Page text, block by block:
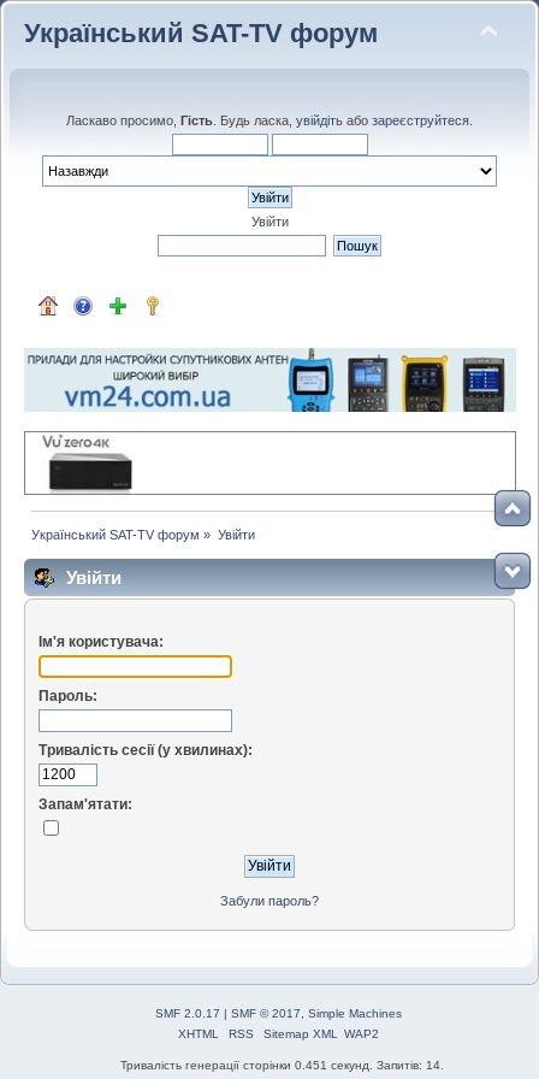
Український SAT-TV форум
Ласкаво просимо, Гість . Будь ласка, увійдіть або зареєструйтеся
Увійти
Український SAT-TV форум » Увійти
Увійти
Ім'я користувача:
Пароль:
Тривалість сесії (у хвилинах):
Запам'ятати:
Забули пароль?
SMF 2.0.17 | SMF © 2017
Simple Machines
XHTML
RSS Sitemap XML WAP2
Тривалість генерації сторінки 0.451 секунд. Запитів: 14.